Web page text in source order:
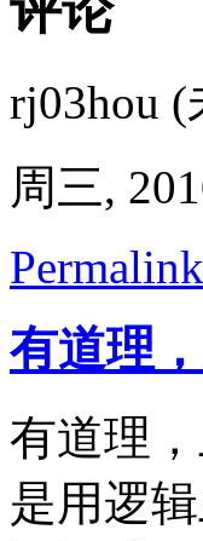
rj03hou
周三,
Permalink
有道理
有道理
是用逻